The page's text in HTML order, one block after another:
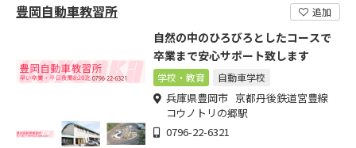
豊岡自動車教習所 追加
自然の中のひろびろとしたコースで
卒業まで安心サポート致します
学校・教育 自動車学校
兵庫県豊岡市 京都丹後鉄道宮豊線
コウノトリの郷駅
0796-22-6321